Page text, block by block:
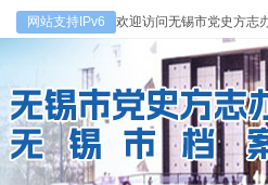
网站支持IPv6 欢迎访问无锡市党史方志